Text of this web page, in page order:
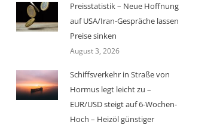
Preisstatistik – Neue Hoffnung
auf USA/Iran-Gespräche lassen
Preise sinken
August 3, 2026
Schiffsverkehr in Straße von
Hormus legt leicht zu –
EUR/USD steigt auf 6-Wochen-
Hoch – Heizöl günstiger